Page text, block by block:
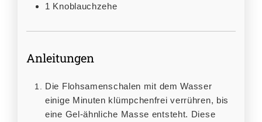
1 Knoblauchzehe
Anleitungen
Die Flohsamenschalen mit dem Wasser
einige Minuten klümpchenfrei verrühren, bis
eine Gel-ähnliche Masse entsteht. Diese